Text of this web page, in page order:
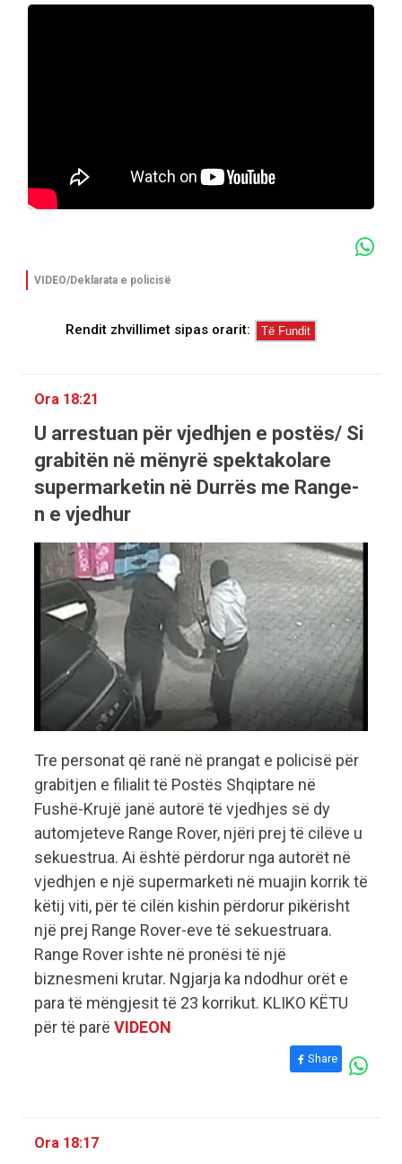
VIDEO/Deklarata e policisë
Rendit zhvillimet sipas orarit:
Ora 18:21
U arrestuan për vjedhjen e postës/ Si
grabitën në mënyrë spektakolare
supermarketin në Durrës me Range-
n e vjedhur
Tre personat që ranë në prangat e policisë për
grabitjen e filialit të Postës Shqiptare në
Fushë-Krujë janë autorë të vjedhjes së dy
automjeteve Range Rover, njëri prej të cilëve u
sekuestrua. Ai është përdorur nga autorët në
vjedhjen e një supermarketi në muajin korrik të
këtij viti, për të cilën kishin përdorur pikërisht
një prej Range Rover-eve të sekuestruara.
Range Rover ishte në pronësi të një
biznesmeni krutar. Ngjarja ka ndodhur orët e
para të mëngjesit të 23 korrikut. KLIKO KËTU
për të parë VIDEON
Share
Ora 18:17